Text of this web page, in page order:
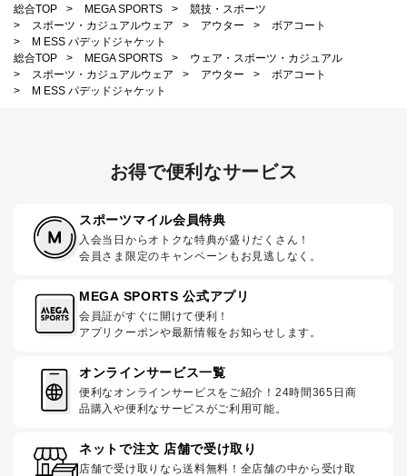
総合TOP
> MEGA SPORTS >
競技・スポーツ
>
スポーツ・カジュアルウェア > アウター >
ボアコート
>
M ESS パデッドジャケット
総合TOP
> MEGA SPORTS >
ウェア・スポーツ・カジュアル
>
スポーツ・カジュアルウェア > アウター >
ボアコート
>
M ESS パデッドジャケット
お得で便利なサービス
スポーツマイル会員特典
入会当日からオトクな特典が盛りだくさん！
会員さま限定のキャンペーンもお見逃しなく。
MEGA SPORTS 公式アプリ
会員証がすぐに開けて便利！
アプリクーポンや最新情報をお知らせします。
オンラインサービス一覧
便利なオンラインサービスをご紹介！24時間365日商
品購入や便利なサービスがご利用可能。
ネットで注文 店舗で受け取り
店舗で受け取りなら送料無料！全店舗の中から受け取